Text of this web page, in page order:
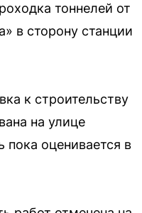
тоннелей от
в сторону станции
к строительству
на улице
пока оценивается в